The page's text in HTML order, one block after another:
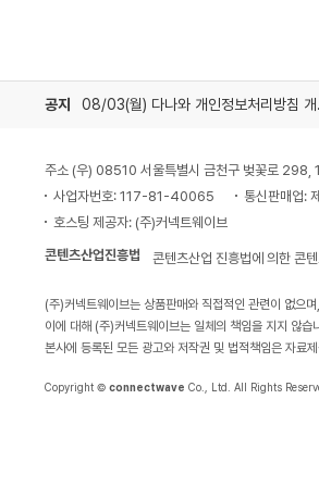
공지 08/
주소 (우) 08510 서울특별시 금천구 벚꽃로 298,
사업자번호: 117-81-40065
통신판매업:
호스팅 제공자: (주)커넥트웨이브
콘텐츠산업진흥법
콘텐츠산업 진흥법에 의한 콘
(주)커넥트웨이브는 상품판매와 직접적인 관련이 없으
이에 대해 (주)커넥트웨이브는 일체의 책임을 지지 않습
본사에 등록된 모든 광고와 저작권 및 법적책임은 자료
Copyright © connectwave Co., Ltd. All Rights